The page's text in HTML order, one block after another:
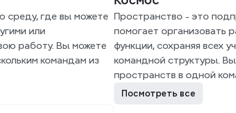
среду, где вы можете
или
работу. Вы можете
командам из
Пространство - это
помогает организовать
функции, сохраняя всех
командной структуры.
пространств в одной
Посмотреть все